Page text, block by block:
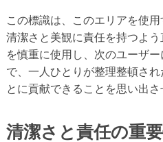
この標識は、このエリアを使用
清潔さと美観に責任を持つよ
を慎重に使用し、次のユーザ
で、一人ひとりが整理整頓さ
とに貢献できることを思い出さ
清潔さと責任の重